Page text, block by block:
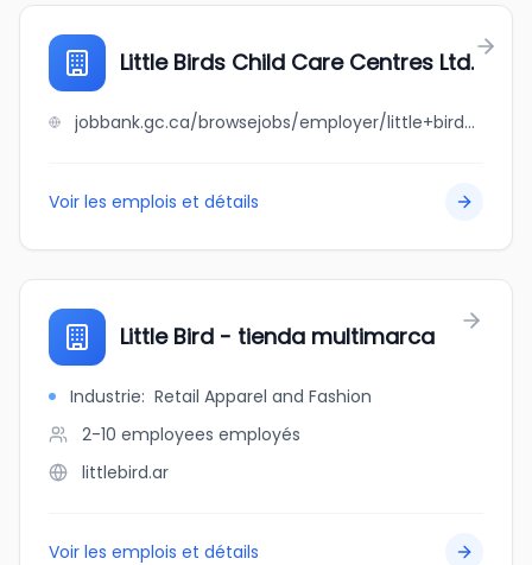
Little Birds Child Care Centres Ltd.
jobbank.gc.ca/browsejobs/employer/little+birds+child+care+centres+ltd./ca
Voir les emplois et détails
Little Bird - tienda multimarca
Industrie: Retail Apparel and Fashion
2-10 employees employés
littlebird.ar
Voir les emplois et détails